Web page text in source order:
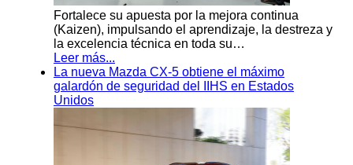
Fortalece su apuesta por la mejora continua
(Kaizen), impulsando el aprendizaje, la destreza y
la excelencia técnica en toda su…
Leer más...
La nueva Mazda CX-5 obtiene el máximo
galardón de seguridad del IIHS en Estados
Unidos